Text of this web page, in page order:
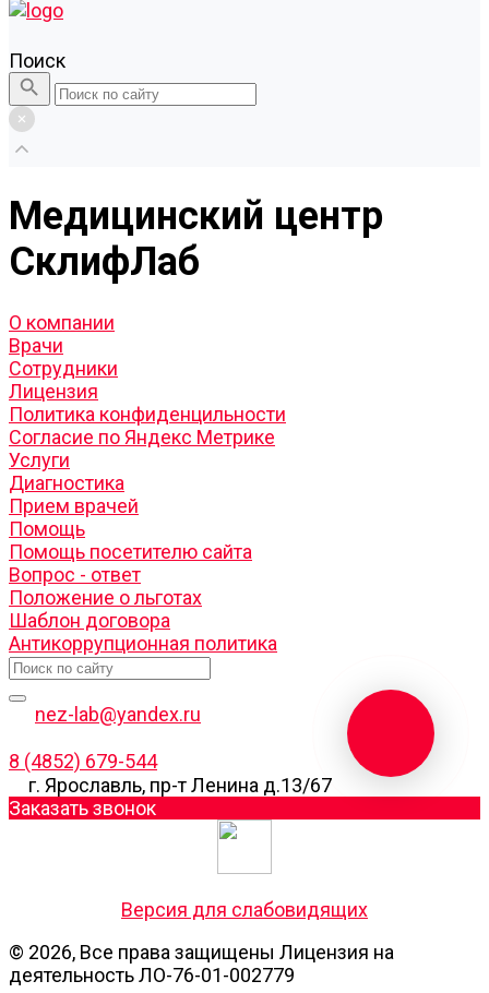
Поиск
Медицинский центр
СклифЛаб
О компании
Врачи
Сотрудники
Лицензия
Политика конфиденцильности
Согласие по Яндекс Метрике
Услуги
Диагностика
Прием врачей
Помощь
Помощь посетителю сайта
Вопрос - ответ
Положение о льготах
Шаблон договора
Антикоррупционная политика
nez-lab@yandex.ru
8 (4852) 679-544
г. Ярославль, пр-т Ленина д.13/67
Заказать звонок
Версия для слабовидящих
© 2026, Все права защищены Лицензия на
деятельность ЛО-76-01-002779